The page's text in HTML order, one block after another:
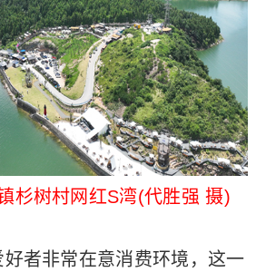
杉树村网红S湾(代胜强 摄)
非常在意消费环境，这一